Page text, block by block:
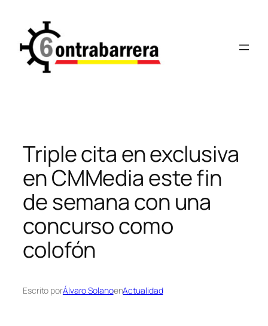
contenido
Triple cita en exclusiva
en CMMedia este fin
de semana con una
concurso como
colofón
Escrito porÁlvaro SolanoenActualidad